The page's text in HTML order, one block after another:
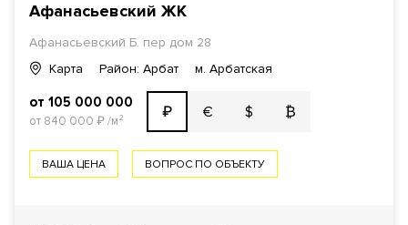
Афанасьевский ЖК
Афанасьевский Б. пер дом 28
Карта
Район: Арбат м. Арбатская
от 105 000 000
от 840 000 ₽/м² ₽ € $ ₿
ВАША ЦЕНА ВОПРОС ПО ОБЪЕКТУ